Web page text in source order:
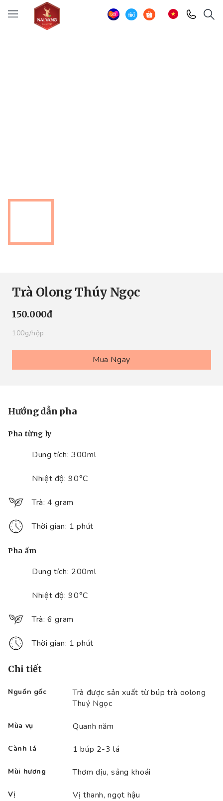
Chi tiết
Nguồn gốc
Trà được sản xuất từ búp trà oolong
Thuý Ngọc
Mùa vụ Quanh năm
Cành lá 1 búp 2-3 lá
Mùi hương Thơm dịu, sảng khoái
Vị Vị thanh, ngọt hậu
Trà Olong Thúy Ngọc
150.000đ
100g/hộp
Mua Ngay
Hướng dẫn pha
Pha từng ly
Dung tích: 300ml
Nhiệt độ: 90°C
Trà: 4 gram
Thời gian: 1 phút
Pha ấm
Dung tích: 200ml
Nhiệt độ: 90°C
Trà: 6 gram
Thời gian: 1 phút